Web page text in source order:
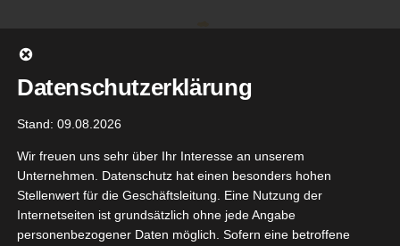
springen
Datenschutzerklärung
Stand: 09.08.2026
Wir freuen uns sehr über Ihr Interesse an unserem
Unternehmen. Datenschutz hat einen besonders hohen
Stellenwert für die Geschäftsleitung. Eine Nutzung der
Internetseiten ist grundsätzlich ohne jede Angabe
personenbezogener Daten möglich. Sofern eine betroffene